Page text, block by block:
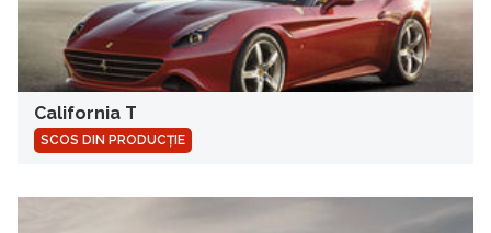
California T
SCOS DIN PRODUCȚIE